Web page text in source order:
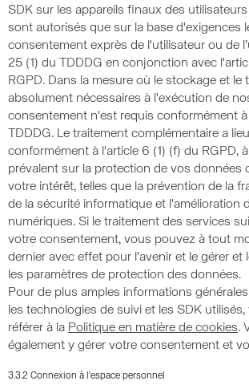
SDK sur les appareils finaux des
sont autorisés que sur la base d'exigences
consentement exprès de l'utilisateur ou de
25 (1) du TDDDG en conjonction avec
RGPD. Dans la mesure où le stockage et le
absolument nécessaires à l'exécution de
consentement n'est requis conformément
TDDDG. Le traitement complémentaire a
conformément à l'article 6 (1) (f) du RGPD,
prévalent sur la protection de vos données
votre intérêt, telles que la prévention de la
de la sécurité informatique et l'amélioration
numériques. Si le traitement des services
votre consentement, vous pouvez à tout
dernier avec effet pour l'avenir et le gérer et
les paramètres de protection des données.
Pour de plus amples informations
les technologies de suivi et les SDK utilisés,
référer à la Politique en matière de cookies.
également y gérer votre consentement et
3.3.2 Connexion à l'espace personnel